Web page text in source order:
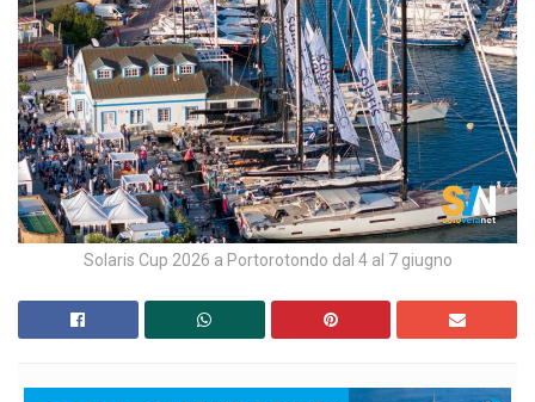
Solaris Cup 2026 a Portorotondo dal 4 al 7 giugno